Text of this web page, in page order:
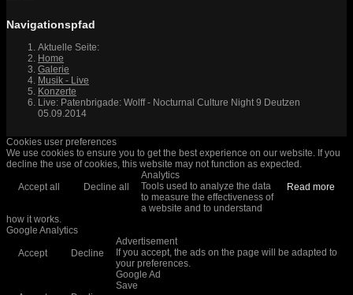
Navigationspfad
Aktuelle Seite:
Home
Galerie
Musik - Live
Konzerte
Live: Patenbrigade: Wolff - Nocturnal Culture Night 9 Deutzen
05.09.2014
Cookies user preferences
We use cookies to ensure you to get the best experience on our website. If you
decline the use of cookies, this website may not function as expected.
Accept all Decline all Read more
Analytics
Tools used to analyze the data
to measure the effectiveness of
a website and to understand
how it works.
Google Analytics
Accept Decline
Advertisement
If you accept, the ads on the page will be adapted to
your preferences.
Google Ad
Save